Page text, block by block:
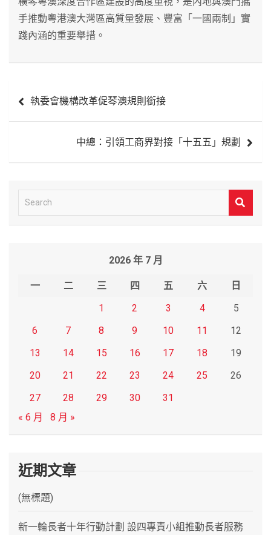
手推動粵港澳大灣區高質量發展、豐富「一國兩制」實
踐內涵的重要舉措。
章 執委會機構改革促琴澳規則銜接
中總：引領工商界對接「十五五」規劃
e
2026 年 7 月
一 二 三 四 五 六
日
1
2 3 4
5
6
7 8 9 10 11
12
13
14 15 16 17 18
19
20
21 22 23 24 25
26
27
28 29 30
31
« 6 月
8 月 »
近期文章
(無標題)
新一輪長者十年行動計劃 設四專責小組推動長者服務